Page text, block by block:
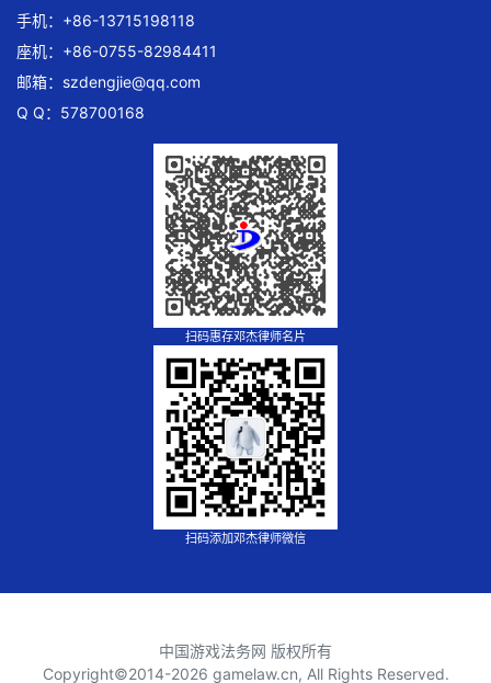
手机：+86-13715198118
座机：+86-0755-82984411
邮箱： szdengjie@qq.com
Q Q：578700168
扫码惠存邓杰律师名片
扫码添加邓杰律师微信
中国游戏法务网 版权所有
Copyright©2014-2026 gamelaw.cn, All Rights Reserved.